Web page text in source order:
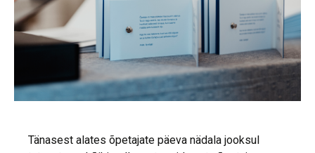
Tänasest alates õpetajate päeva nädala jooksul